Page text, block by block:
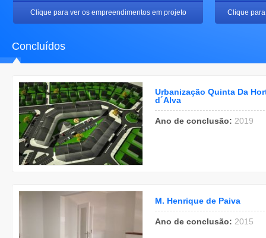
Clique para ver os empreendimentos em projeto Clique
Concluídos
Urbanização Quinta Da
d´Alva
Ano de conclusão: 2019
M. Henrique de Paiva
Ano de conclusão: 2015